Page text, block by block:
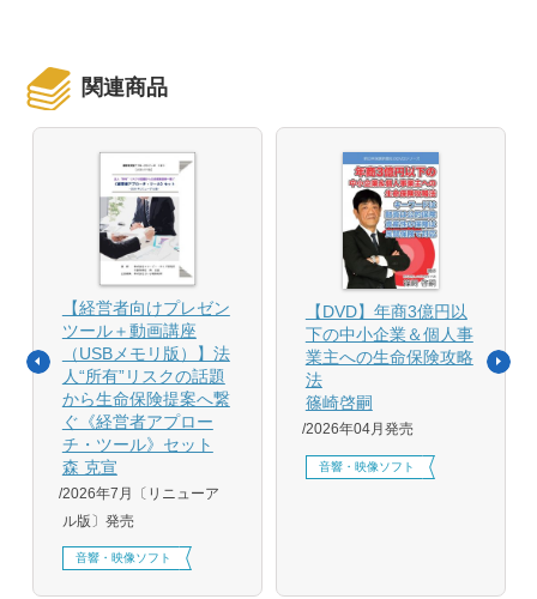
関連商品
【経営者向けプレゼン
ツール＋動画講座
（USBメモリ版）】法
人“所有”リスクの話題
から生命保険提案へ繋
ぐ《経営者アプロー
チ・ツール》セット
森 克宣
2026年7月〔リニューア
ル版〕発売
音響・映像ソフト
【DVD】年商3億円以
下の中小企業＆個人事
業主への生命保険攻略
法
篠崎啓嗣
2026年04月発売
音響・映像ソフト